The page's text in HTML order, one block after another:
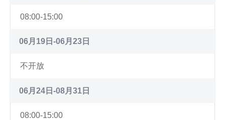
08:00-15:00
06月19日-06月23日
不开放
06月24日-08月31日
08:00-15:00